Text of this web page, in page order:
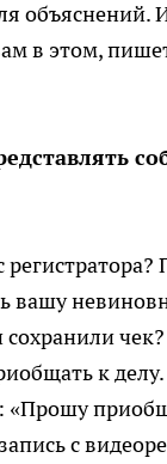
объяснений.
в этом,
вашу
чек?
к
«Прошу
с